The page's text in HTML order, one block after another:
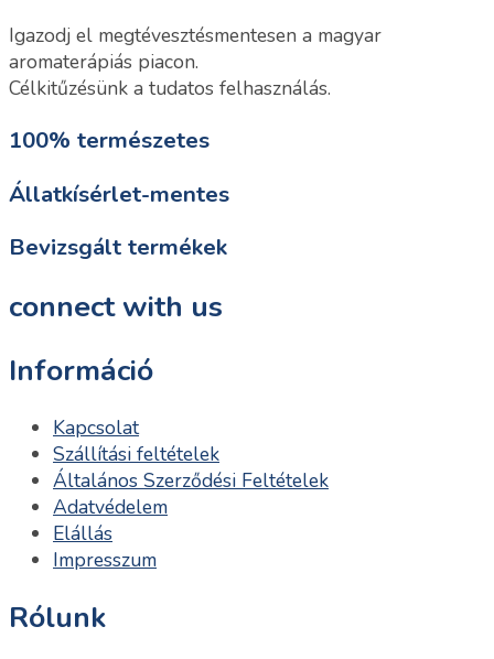
Igazodj el megtévesztésmentesen a magyar
aromaterápiás piacon.
Célkitűzésünk a tudatos felhasználás.
100% természetes
Állatkísérlet-mentes
Bevizsgált termékek
connect with us
Információ
Kapcsolat
Szállítási feltételek
Általános Szerződési Feltételek
Adatvédelem
Elállás
Impresszum
Rólunk